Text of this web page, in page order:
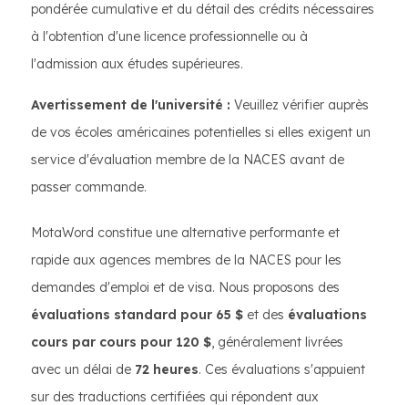
pondérée cumulative et du détail des crédits nécessaires
à l'obtention d'une licence professionnelle ou à
l'admission aux études supérieures.
Avertissement de l'université : Veuillez vérifier auprès
de vos écoles américaines potentielles si elles exigent un
service d'évaluation membre de la NACES avant de
passer commande.
MotaWord constitue une alternative performante et
rapide aux agences membres de la NACES pour les
demandes d'emploi et de visa. Nous proposons des
évaluations standard pour 65 $ et des évaluations
cours par cours pour 120 $, généralement livrées
avec un délai de 72 heures. Ces évaluations s'appuient
sur des traductions certifiées qui répondent aux